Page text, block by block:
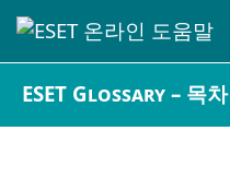
ESET Glossary – 목차